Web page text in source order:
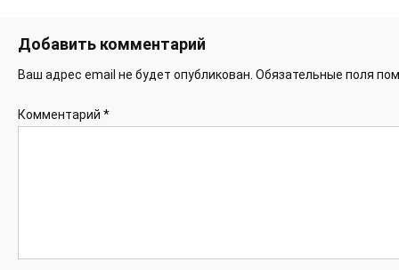
Добавить комментарий
Ваш адрес email не будет опубликован. Обязательные поля
Комментарий *